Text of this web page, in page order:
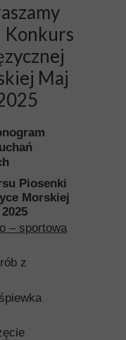
Konkurs
Maj
Piosenki
Morskiej
– sportowa
z